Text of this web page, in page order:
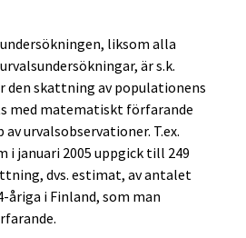
liksom alla
är s.k.
skattning av populationens
med matematiskt förfarande
urvalsobservationer. T.ex.
i januari 2005 uppgick till 249
dvs. estimat, av antalet
åriga i Finland, som man